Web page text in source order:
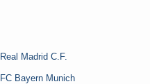
Real Madrid C.F.
FC Bayern Munich